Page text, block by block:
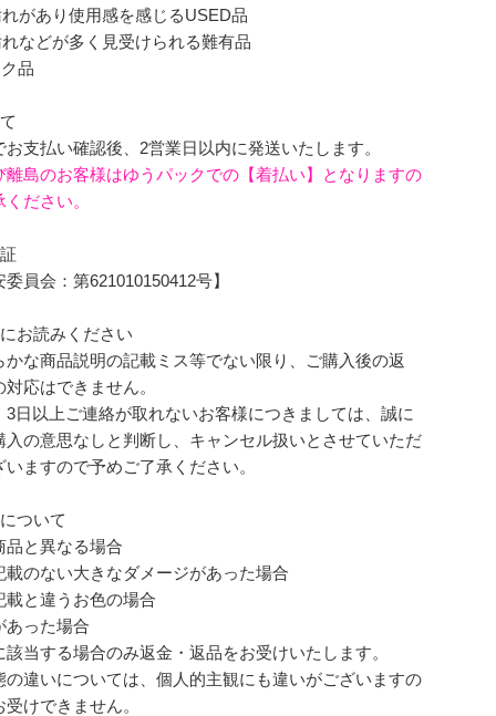
れがあり使用感を感じるUSED品
れなどが多く見受けられる難有品
品
お支払い確認後、2営業日以内に発送いたします。
島のお客様はゆうパックでの【着払い】となりますの
ださい。
委員会：第621010150412号】
お読みください
かな商品説明の記載ミス等でない限り、ご購入後の返
応はできません。
3日以上ご連絡が取れないお客様につきましては、誠に
入の意思なしと判断し、キャンセル扱いとさせていただ
いますので予めご了承ください。
ついて
と異なる場合
のない大きなダメージがあった場合
と違うお色の場合
った場合
該当する場合のみ返金・返品をお受けいたします。
違いについては、個人的主観にも違いがございますの
けできません。